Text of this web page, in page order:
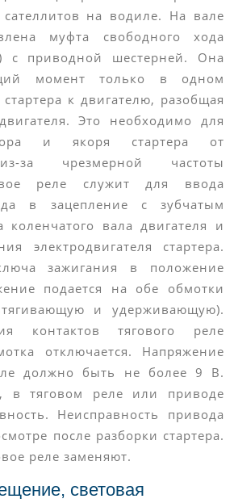
на водиле. На вале
муфта свободного хода
с приводной шестерней. Она
момент только в одном
к двигателю, разобщая
Это необходимо для
и якоря стартера от
за чрезмерной частоты
реле служит для ввода
в зацепление с зубчатым
коленчатого вала двигателя и
электродвигателя стартера.
зажигания в положение
подается на обе обмотки
и удерживающую).
контактов тягового реле
отключается. Напряжение
должно быть не более 9 В.
в тяговом реле или приводе
Неисправность привода
после разборки стартера.
реле заменяют.
световая